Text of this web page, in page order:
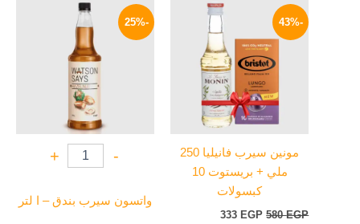
-43%
مونين سيرب فانيليا 250
ملي + بريستوت 10
كبسولات
580EGP
580 EGP.
333 EGP
الحالي
هو:
333 EGP.
هناك
العديد
من
الأشكال
اختيار
الخيارات
صفحة
-25%
-
+
واتسون سيرب بندق – ا لتر
الأصلي
400 EGP.